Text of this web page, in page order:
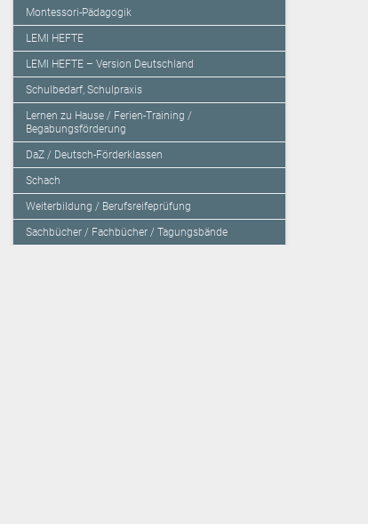
Montessori-Pädagogik
LEMI HEFTE
LEMI HEFTE – Version Deutschland
Schulbedarf, Schulpraxis
Lernen zu Hause / Ferien-Training /
Begabungsförderung
DaZ / Deutsch-Förderklassen
Schach
Weiterbildung / Berufsreifeprüfung
Sachbücher / Fachbücher / Tagungsbände